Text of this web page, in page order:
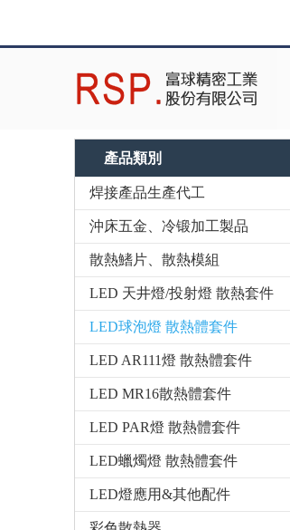
產品類別
焊接產品生產代工
沖床五金、冷锻加工製品
散熱鰭片、散熱模組
LED 天井燈/投射燈 散熱套件
LED球泡燈 散熱體套件
LED AR111燈 散熱體套件
LED MR16散熱體套件
LED PAR燈 散熱體套件
LED蠟燭燈 散熱體套件
LED燈應用&其他配件